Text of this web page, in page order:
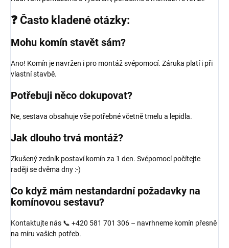
❓ Často kladené otázky:
Mohu komín stavět sám?
Ano! Komín je navržen i pro montáž svépomocí. Záruka platí i při
vlastní stavbě.
Potřebuji něco dokupovat?
Ne, sestava obsahuje vše potřebné včetně tmelu a lepidla.
Jak dlouho trvá montáž?
Zkušený zedník postaví komín za 1 den. Svépomocí počítejte
raději se dvěma dny :-)
Co když mám nestandardní požadavky na
komínovou sestavu?
Kontaktujte nás 📞 +420 581 701 306 – navrhneme komín přesně
na míru vašich potřeb.